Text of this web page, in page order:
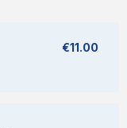
€11.00